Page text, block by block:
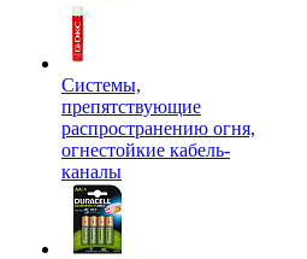
Системы,
препятствующие
распространению огня,
огнестойкие кабель-
каналы